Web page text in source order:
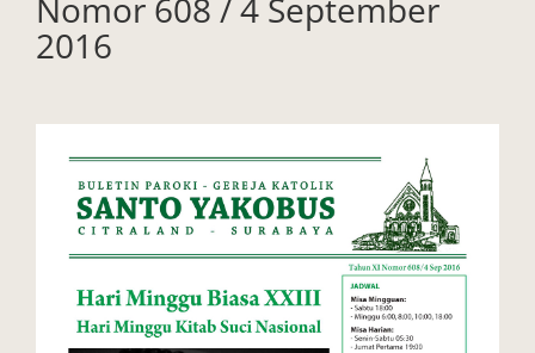
Nomor 608 / 4 September
2016